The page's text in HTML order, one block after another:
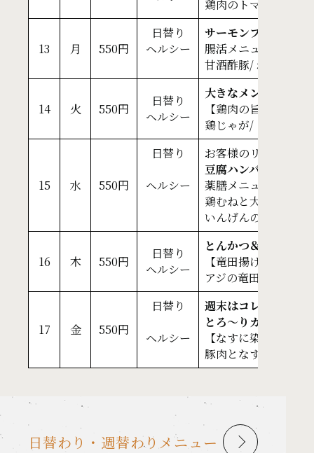
鶏肉のトマトクリー
13 月 550円
日替り
ヘルシー
サーモンフライ＆鶏
腸活メニュー【甘酒
甘酒酢豚/ れんこん
14 火 550円
日替り
ヘルシー
大きなメンチカツ＆
【鶏肉の旨味がじ
鶏じゃが/ ブロッコ
15 水 550円
日替り
ヘルシー
お客様のリクエスト
豆腐ハンバーグ＆鶏
薬膳メニュー【さっ
鶏むねと大葉の塩麹
いんげんのおかか和
16 木 550円
日替り
ヘルシー
とんかつ＆ホッケ塩
【竜田揚げでご飯が
アジの竜田揚げ/ ピ
17 金 550円
日替り
ヘルシー
週末はコレ食べよ！
とろ～りカニクリー
【なすに染み込む豚
豚肉となすのさっぱ
日替わり・週替わりメニュー